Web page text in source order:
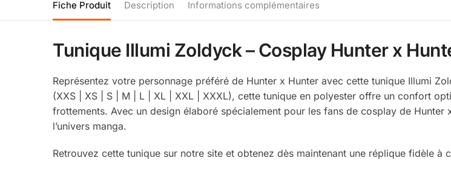
Fiche Produit Description Informations complémentaires
Tunique Illumi Zoldyck – Cosplay Hunter x
Représentez votre personnage préféré de Hunter x Hunter avec cette tunique Illumi
(XXS | XS | S | M | L | XL | XXL | XXXL), cette tunique en polyester offre un confort
frottements. Avec un design élaboré spécialement pour les fans de cosplay de
l’univers manga.
Retrouvez cette tunique sur notre site et obtenez dès maintenant une réplique fidèle